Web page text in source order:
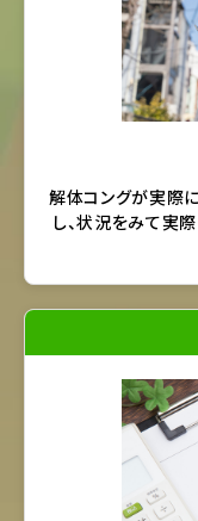
解体コングが実際
し、状況をみて実